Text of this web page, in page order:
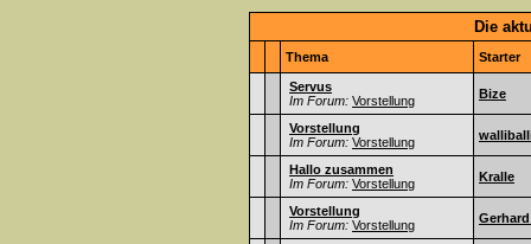
Die
Thema Starter
Servus
Im Forum: Vorstellung Bize
Vorstellung
Im Forum: Vorstellung
Hallo zusammen
Im Forum: Vorstellung Kralle
Vorstellung
Im Forum: Vorstellung Gerhard